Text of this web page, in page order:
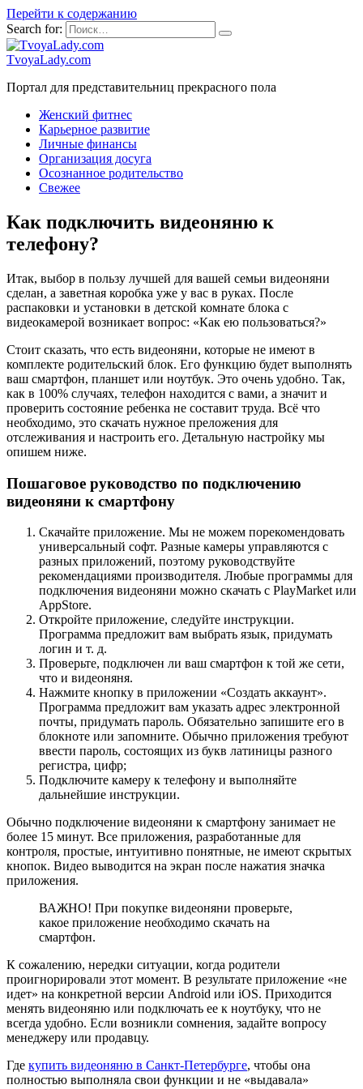
Перейти к содержанию
Search for:
TvoyaLady.com
Портал для представительниц прекрасного пола
Женский фитнес
Карьерное развитие
Личные финансы
Организация досуга
Осознанное родительство
Свежее
Как подключить видеоняню к
телефону?
Итак, выбор в пользу лучшей для вашей семьи видеоняни
сделан, а заветная коробка уже у вас в руках. После
распаковки и установки в детской комнате блока с
видеокамерой возникает вопрос: «Как ею пользоваться?»
Стоит сказать, что есть видеоняни, которые не имеют в
комплекте родительский блок. Его функцию будет выполнять
ваш смартфон, планшет или ноутбук. Это очень удобно. Так,
как в 100% случаях, телефон находится с вами, а значит и
проверить состояние ребенка не составит труда. Всё что
необходимо, это скачать нужное преложения для
отслеживания и настроить его. Детальную настройку мы
опишем ниже.
Пошаговое руководство по подключению
видеоняни к смартфону
Скачайте приложение. Мы не можем порекомендовать
универсальный софт. Разные камеры управляются с
разных приложений, поэтому руководствуйте
рекомендациями производителя. Любые программы для
подключения видеоняни можно скачать с PlayMarket или
AppStore.
Откройте приложение, следуйте инструкции.
Программа предложит вам выбрать язык, придумать
логин и т. д.
Проверьте, подключен ли ваш смартфон к той же сети,
что и видеоняня.
Нажмите кнопку в приложении «Создать аккаунт».
Программа предложит вам указать адрес электронной
почты, придумать пароль. Обязательно запишите его в
блокноте или запомните. Обычно приложения требуют
ввести пароль, состоящих из букв латиницы разного
регистра, цифр;
Подключите камеру к телефону и выполняйте
дальнейшие инструкции.
Обычно подключение видеоняни к смартфону занимает не
более 15 минут. Все приложения, разработанные для
контроля, простые, интуитивно понятные, не имеют скрытых
кнопок. Видео выводится на экран после нажатия значка
приложения.
ВАЖНО! При покупке видеоняни проверьте,
какое приложение необходимо скачать на
смартфон.
К сожалению, нередки ситуации, когда родители
проигнорировали этот момент. В результате приложение «не
идет» на конкретной версии Android или iOS. Приходится
менять видеоняню или подключать ее к ноутбуку, что не
всегда удобно. Если возникли сомнения, задайте вопросу
менеджеру или продавцу.
Где купить видеоняню в Санкт-Петербурге, чтобы она
полностью выполняла свои функции и не «выдавала»